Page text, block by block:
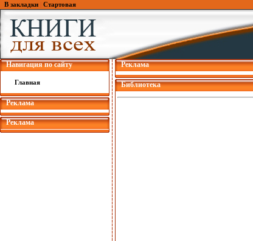
В закладки Стартовая
Навигация по сайту
Главная
Реклама
Реклама
Реклама
Библиотека